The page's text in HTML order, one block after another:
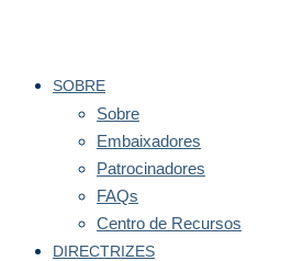
SOBRE
Sobre
Embaixadores
Patrocinadores
FAQs
Centro de Recursos
DIRECTRIZES